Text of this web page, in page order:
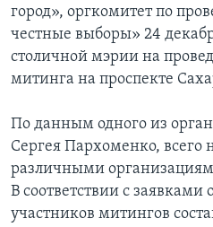
город», оргкомитет по
честные выборы» 24
столичной мэрии на
митинга на проспекте
По данным одного из
Сергея Пархоменко, всего
различными
В соответствии с заявками
участников митингов